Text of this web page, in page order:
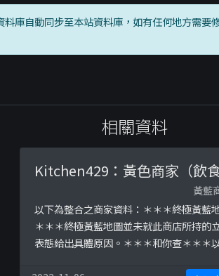
庫自動同步至本站資料庫，如有任何地方需要
相關資料
Kitchen429：黃色商家（飲食
黃藍
以下為整合之商家資料：＊＊＊終極黃藍
＊＊＊終極黃藍地圖並未就此商店所持的
表態給出具體原因。＊＊＊和你查＊＊＊